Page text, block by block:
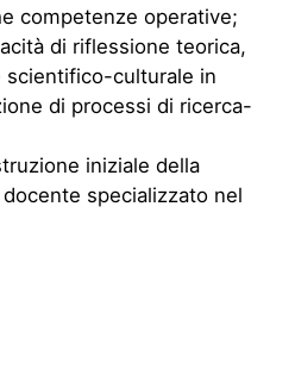
competenze operative;
di riflessione teorica,
scientifico-culturale in
di processi di ricerca-
iniziale della
specializzato nel